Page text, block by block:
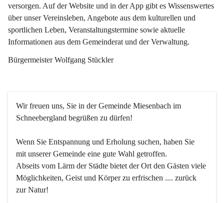
versorgen. Auf der Website und in der App gibt es Wissenswertes
über unser Vereinsleben, Angebote aus dem kulturellen und
sportlichen Leben, Veranstaltungstermine sowie aktuelle
Informationen aus dem Gemeinderat und der Verwaltung.
Bürgermeister Wolfgang Stückler
Wir freuen uns, Sie in der Gemeinde Miesenbach im
Schneebergland begrüßen zu dürfen!
Wenn Sie Entspannung und Erholung suchen, haben Sie
mit unserer Gemeinde eine gute Wahl getroffen.
Abseits vom Lärm der Städte bietet der Ort den Gästen viele
Möglichkeiten, Geist und Körper zu erfrischen .... zurück
zur Natur!